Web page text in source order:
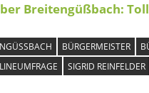
Breitengüßbach:
BÜRGERMEISTER
SIGRID REINFELDER